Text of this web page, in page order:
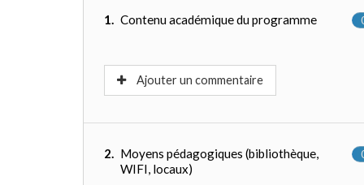
1. Contenu académique du programme
Ajouter un commentaire
2. Moyens pédagogiques (bibliothèque,
WIFI, locaux)